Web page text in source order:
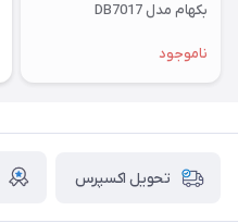
بکهام مدل DB7017
ناموجود
تحویل اکسپرس